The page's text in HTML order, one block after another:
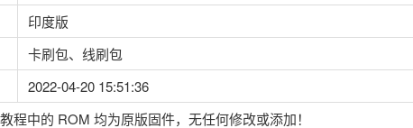
印度版
卡刷包、线刷包
2022-04-20 15:51:36
程中的 ROM 均为原版固件，无任何修改或添加！